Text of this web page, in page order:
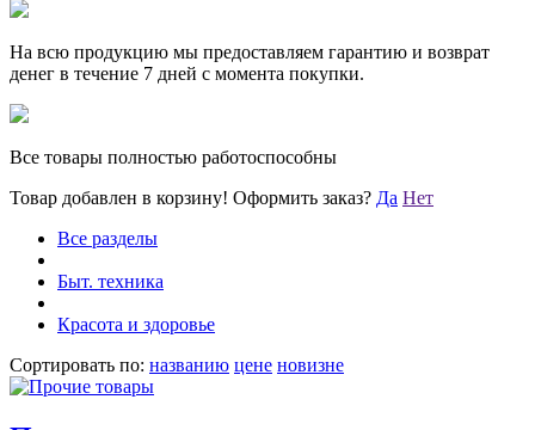
На всю продукцию мы предоставляем гарантию и возврат
денег в течение 7 дней с момента покупки.
Все товары полностью работоспособны
Товар добавлен в корзину! Оформить заказ? Да Нет
Все разделы
Быт. техника
Красота и здоровье
Сортировать по: названию цене новизне